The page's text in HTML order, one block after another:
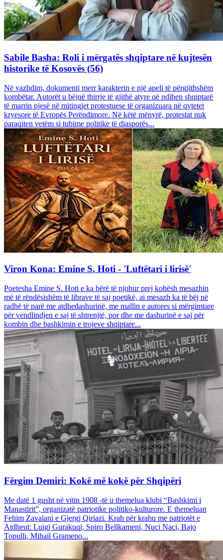
Sabile Basha: Roli i mërgatës shqiptare në kujtesën
historike të Kosovës (56)
Në vazhdim, dokumenti merr karakterin e një apeli të përgjithshëm
kombëtar. Autorët u bëjnë thirrje të gjithë atyre që ndihen shqiptarë
të marrin pjesë në mitingjet protestuese të organizuara në qytetet
kryesore të Evropës Perëndimore. Në këtë mënyrë, protestat nuk
paraqiten vetëm si tubime politike të diasporës...
Viron Kona: Emine S. Hoti - 'Luftëtari i lirisë'
Poetesha Emine S. Hoti e ka bërë të njohur prej kohësh mesazhin
më të rëndësishëm të librave të saj poetikë, ai mesazh ka të bëj në
radhë të parë me atdhedashurinë, me mallin e autores si mërgimtare
për vendlindjen e saj të shtrenjtë, por dhe me dashurinë e saj për
kombin dhe bashkimin e trojeve shqiptare...
Fërgim Demiri: Kokë më kokë për Shqipëri
Me datë 1 gusht në vitin 1908 -të u themelua klubi “Bashkimi i
Manastirit”, organizatë patriotike politiko-kulturore. E themeluan
Fehim Zavalani e Gjergj Qiriazi. Krah për krahu me patriotët e
Atdheut: Luigj Gurakuqi, Spiro Bellkameni, Nuçi Naçi, Bajo
Topulli, Mihail Grameno...